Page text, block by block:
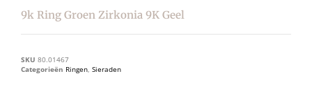
9k Ring Groen Zirkonia 9K Geel
SKU 80.01467
Categorieën Ringen, Sieraden